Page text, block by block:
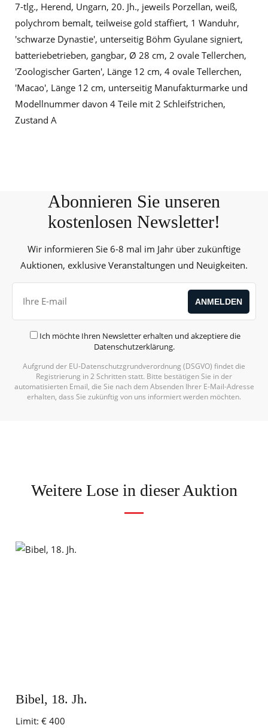
7-tlg., Herend, Ungarn, 20. Jh., jeweils Porzellan, weiß,
polychrom bemalt, teilweise gold staffiert, 1 Wanduhr,
'schwarze Dynastie', unterseitig Böhm Gyulane signiert,
batteriebetrieben, gangbar, Ø 28 cm, 2 ovale Tellerchen,
'Zoologischer Garten', Länge 12 cm, 4 ovale Tellerchen,
'Macao', Länge 12 cm, unterseitig Manufakturmarke und
Modellnummer davon 4 Teile mit 2 Schleifstrichen,
Zustand A
Abonnieren Sie unseren
kostenlosen Newsletter!
Wir informieren Sie 6-8 mal im Jahr über zukünftige
Auktionen, exklusive Veranstaltungen und Neuigkeiten.
Ich möchte Ihren Newsletter erhalten und akzeptiere die
Datenschutzerklärung.
Aufgrund der EU-Datenschutzgrundverordnung (DSGVO) findet die
Registrierung in 2 Schritten statt. Bitte bestätigen Sie in der
automatisierten Email, die Sie nach dem Absenden Ihrer E-Mail-Adresse
erhalten, dass Sie zukünftig von uns informiert werden möchten.
Weitere Lose in dieser Auktion
Bibel, 18. Jh.
Limit: € 400